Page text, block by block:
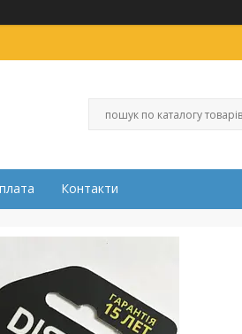
Контакти